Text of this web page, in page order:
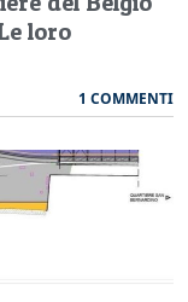
loro
1 COMMENTI